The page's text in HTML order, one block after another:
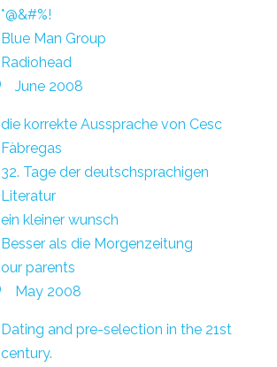
*@&#%!
Blue Man Group
Radiohead
June 2008
die korrekte Aussprache von Cesc
Fàbregas
32. Tage der deutschsprachigen
Literatur
ein kleiner wunsch
Besser als die Morgenzeitung
our parents
May 2008
Dating and pre-selection in the 21st
century.